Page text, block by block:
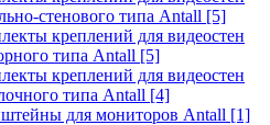
стенового типа Antall [5]
креплений для видеостен
типа Antall [5]
креплений для видеостен
типа Antall [4]
для мониторов Antall [1]